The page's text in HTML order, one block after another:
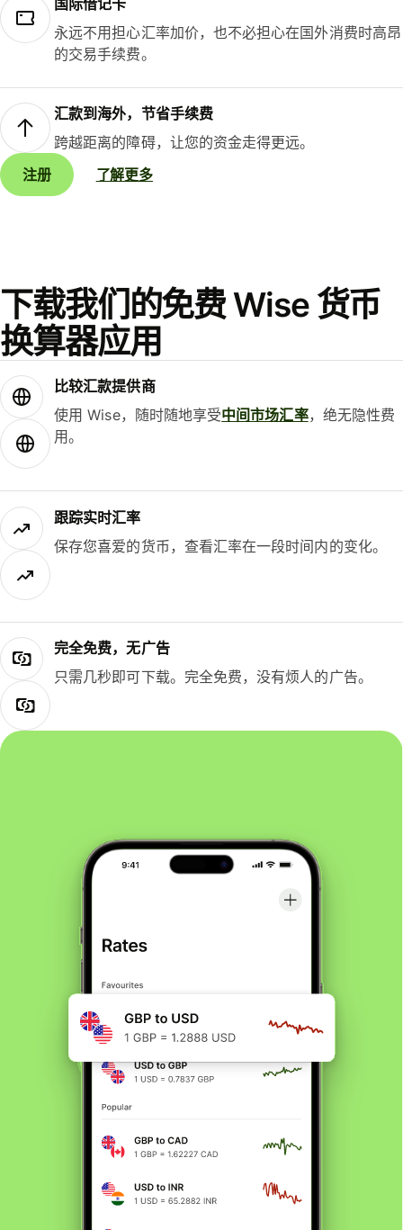
国际借记卡
永远不用担心汇率加价，也不必担心在国外消费时高昂
的交易手续费。
汇款到海外，节省手续费
跨越距离的障碍，让您的资金走得更远。
注册
了解更多
下载我们的免费 Wise 货币
换算器应用
比较汇款提供商
使用 Wise，随时随地享受中间市场汇率，绝无隐性费
用。
跟踪实时汇率
保存您喜爱的货币，查看汇率在一段时间内的变化。
完全免费，无广告
只需几秒即可下载。完全免费，没有烦人的广告。